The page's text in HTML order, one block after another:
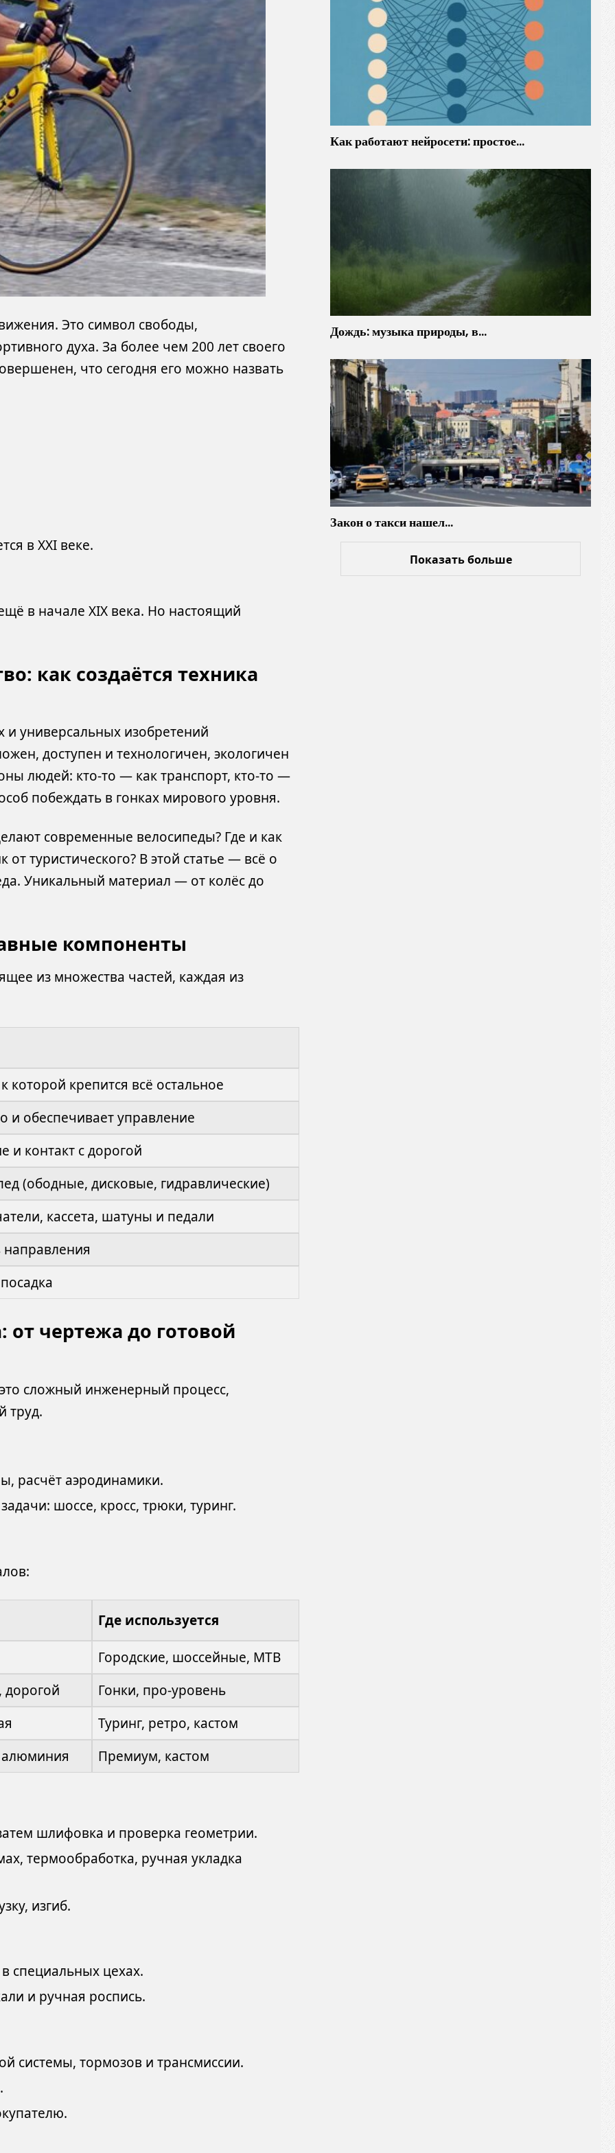
Это символ свободы,
духа. За более чем 200 лет своего
что сегодня его можно назвать
в XXI веке.
в начале XIX века. Но настоящий
как создаётся техника
универсальных изобретений
доступен и технологичен, экологичен
людей: кто-то — как транспорт, кто-то —
побеждать в гонках мирового уровня.
современные велосипеды? Где и как
туристического? В этой статье — всё о
Уникальный материал — от колёс до
компоненты
из множества частей, каждая из
которой крепится всё остальное
и обеспечивает управление
и контакт с дорогой
(ободные, дисковые, гидравлические)
кассета, шатуны и педали
от чертежа до готовой
сложный инженерный процесс,
труд.
расчёт аэродинамики.
шоссе, кросс, трюки, туринг.
Где используется
Городские, шоссейные, MTB
дорогой
Гонки, про-уровень
Туринг, ретро, кастом
алюминия
Премиум, кастом
шлифовка и проверка геометрии.
термообработка, ручная укладка
изгиб.
специальных цехах.
и ручная роспись.
системы, тормозов и трансмиссии.
Как работают нейросети: простое…
Дождь: музыка природы, в…
Закон о такси нашел…
Показать больше